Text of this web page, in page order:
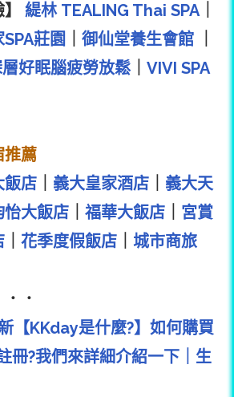
緹林 TEALING Thai SPA｜
莊園
御仙堂養生會館
好眠腦疲勞放鬆｜ VIVI SPA
推薦
飯店
義大皇家酒店
義大天
怡大飯店 福華大飯店
宮賞
花季度假飯店 城市商旅
．
【KKday是什麼?】如何購買
冊?我們來詳細介紹一下｜生